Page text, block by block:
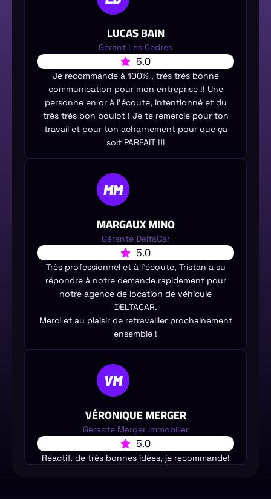
LUCAS BAIN
Gérant Les Cèdres
5.0
Je recommande à 100% , très très bonne
communication pour mon entreprise !! Une
personne en or à l’écoute, intentionné et du
très très bon boulot ! Je te remercie pour ton
travail et pour ton acharnement pour que ça
soit PARFAIT !!!
MARGAUX MINO
Gérante DeltaCar
5.0
Très professionnel et à l’écoute, Tristan a su
répondre à notre demande rapidement pour
notre agence de location de véhicule
DELTACAR.
Merci et au plaisir de retravailler prochainement
ensemble !
VÉRONIQUE MERGER
Gérante Merger Immobilier
5.0
Réactif, de très bonnes idées, je recommande!